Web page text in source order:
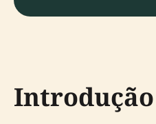
Introdução